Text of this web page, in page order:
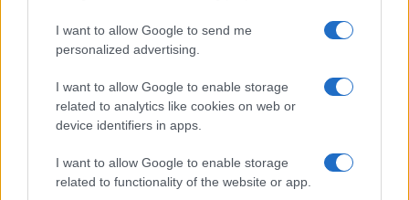
I want to allow Google to send me
personalized advertising.
I want to allow Google to enable storage
related to analytics like cookies on web or
device identifiers in apps.
I want to allow Google to enable storage
related to functionality of the website or app.
PASTAS Y PIZZAS